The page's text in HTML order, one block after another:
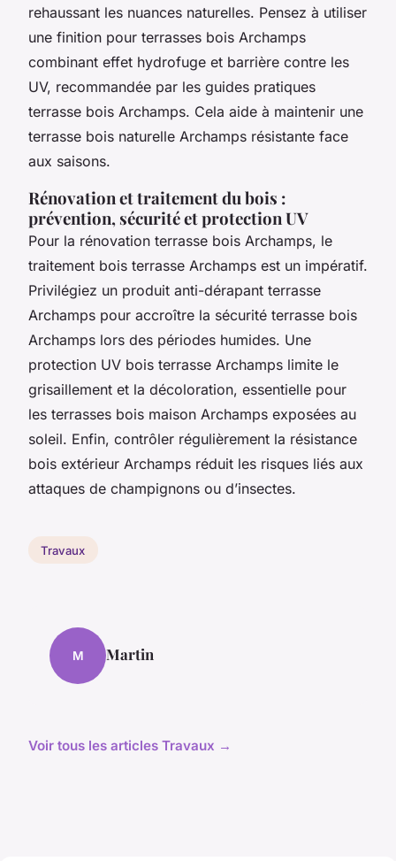
rehaussant les nuances naturelles. Pensez à utiliser
une finition pour terrasses bois Archamps
combinant effet hydrofuge et barrière contre les
UV, recommandée par les guides pratiques
terrasse bois Archamps. Cela aide à maintenir une
terrasse bois naturelle Archamps résistante face
aux saisons.
Rénovation et traitement du bois :
prévention, sécurité et protection UV
Pour la rénovation terrasse bois Archamps, le
traitement bois terrasse Archamps est un impératif.
Privilégiez un produit anti-dérapant terrasse
Archamps pour accroître la sécurité terrasse bois
Archamps lors des périodes humides. Une
protection UV bois terrasse Archamps limite le
grisaillement et la décoloration, essentielle pour
les terrasses bois maison Archamps exposées au
soleil. Enfin, contrôler régulièrement la résistance
bois extérieur Archamps réduit les risques liés aux
attaques de champignons ou d’insectes.
Travaux
M Martin
Voir tous les articles Travaux →